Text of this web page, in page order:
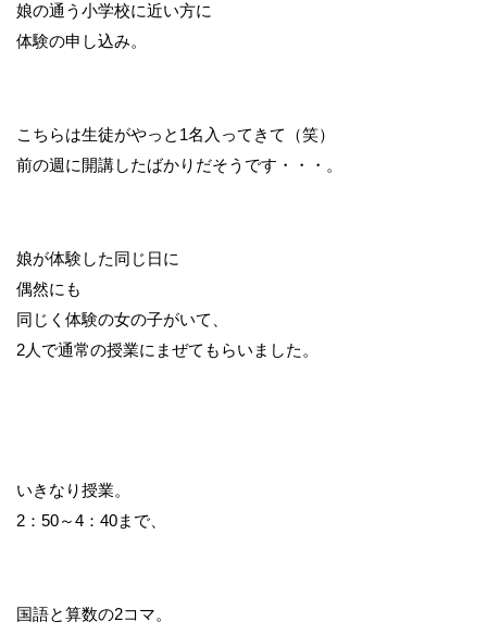
娘の通う小学校に近い方に
体験の申し込み。
こちらは生徒がやっと1名入ってきて（笑）
前の週に開講したばかりだそうです・・・。
娘が体験した同じ日に
偶然にも
同じく体験の女の子がいて、
2人で通常の授業にまぜてもらいました。
いきなり授業。
2：50～4：40まで、
国語と算数の2コマ。